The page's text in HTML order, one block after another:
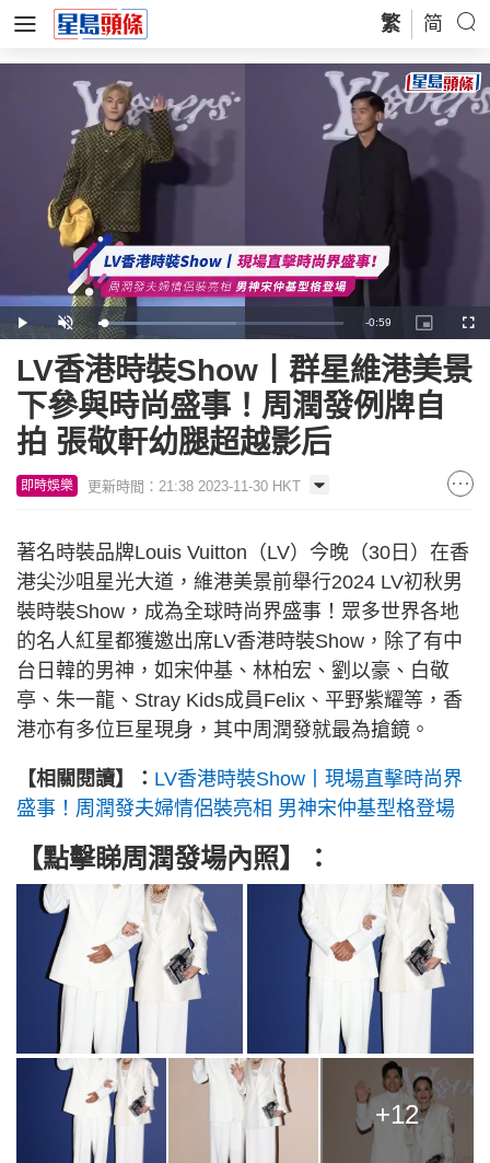
繁 简
Play Unmute Loaded:
56.35%
Remaining
Time
-0:59
Picture-
in-
LV香港時裝Show丨群星維港美景
下參與時尚盛事！周潤發例牌自
拍 張敬軒幼腿超越影后
即時娛樂 更新時間：21:38 2023-11-30 HKT
著名時裝品牌Louis Vuitton（LV）今晚（30日）在香
港尖沙咀星光大道，維港美景前舉行2024 LV初秋男
裝時裝Show，成為全球時尚界盛事！眾多世界各地
的名人紅星都獲邀出席LV香港時裝Show，除了有中
台日韓的男神，如宋仲基、林柏宏、劉以豪、白敬
亭、朱一龍、Stray Kids成員Felix、平野紫耀等，香
港亦有多位巨星現身，其中周潤發就最為搶鏡。
【相關閱讀】： LV香港時裝Show丨現場直擊時尚界
盛事！周潤發夫婦情侶裝亮相 男神宋仲基型格登場
【點擊睇周潤發場內照】：
+12